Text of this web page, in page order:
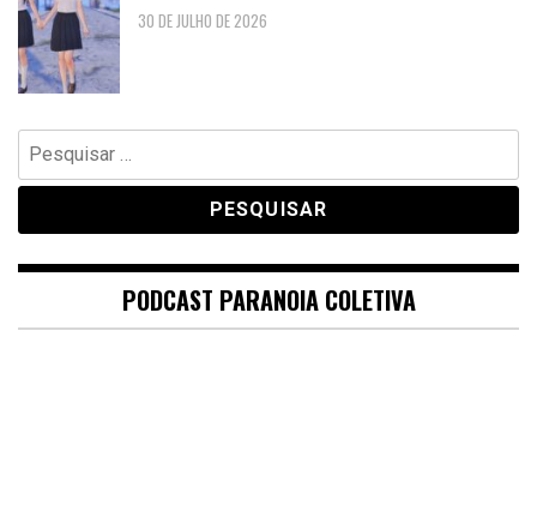
30 DE JULHO DE 2026
Pesquisar
por:
PODCAST PARANOIA COLETIVA